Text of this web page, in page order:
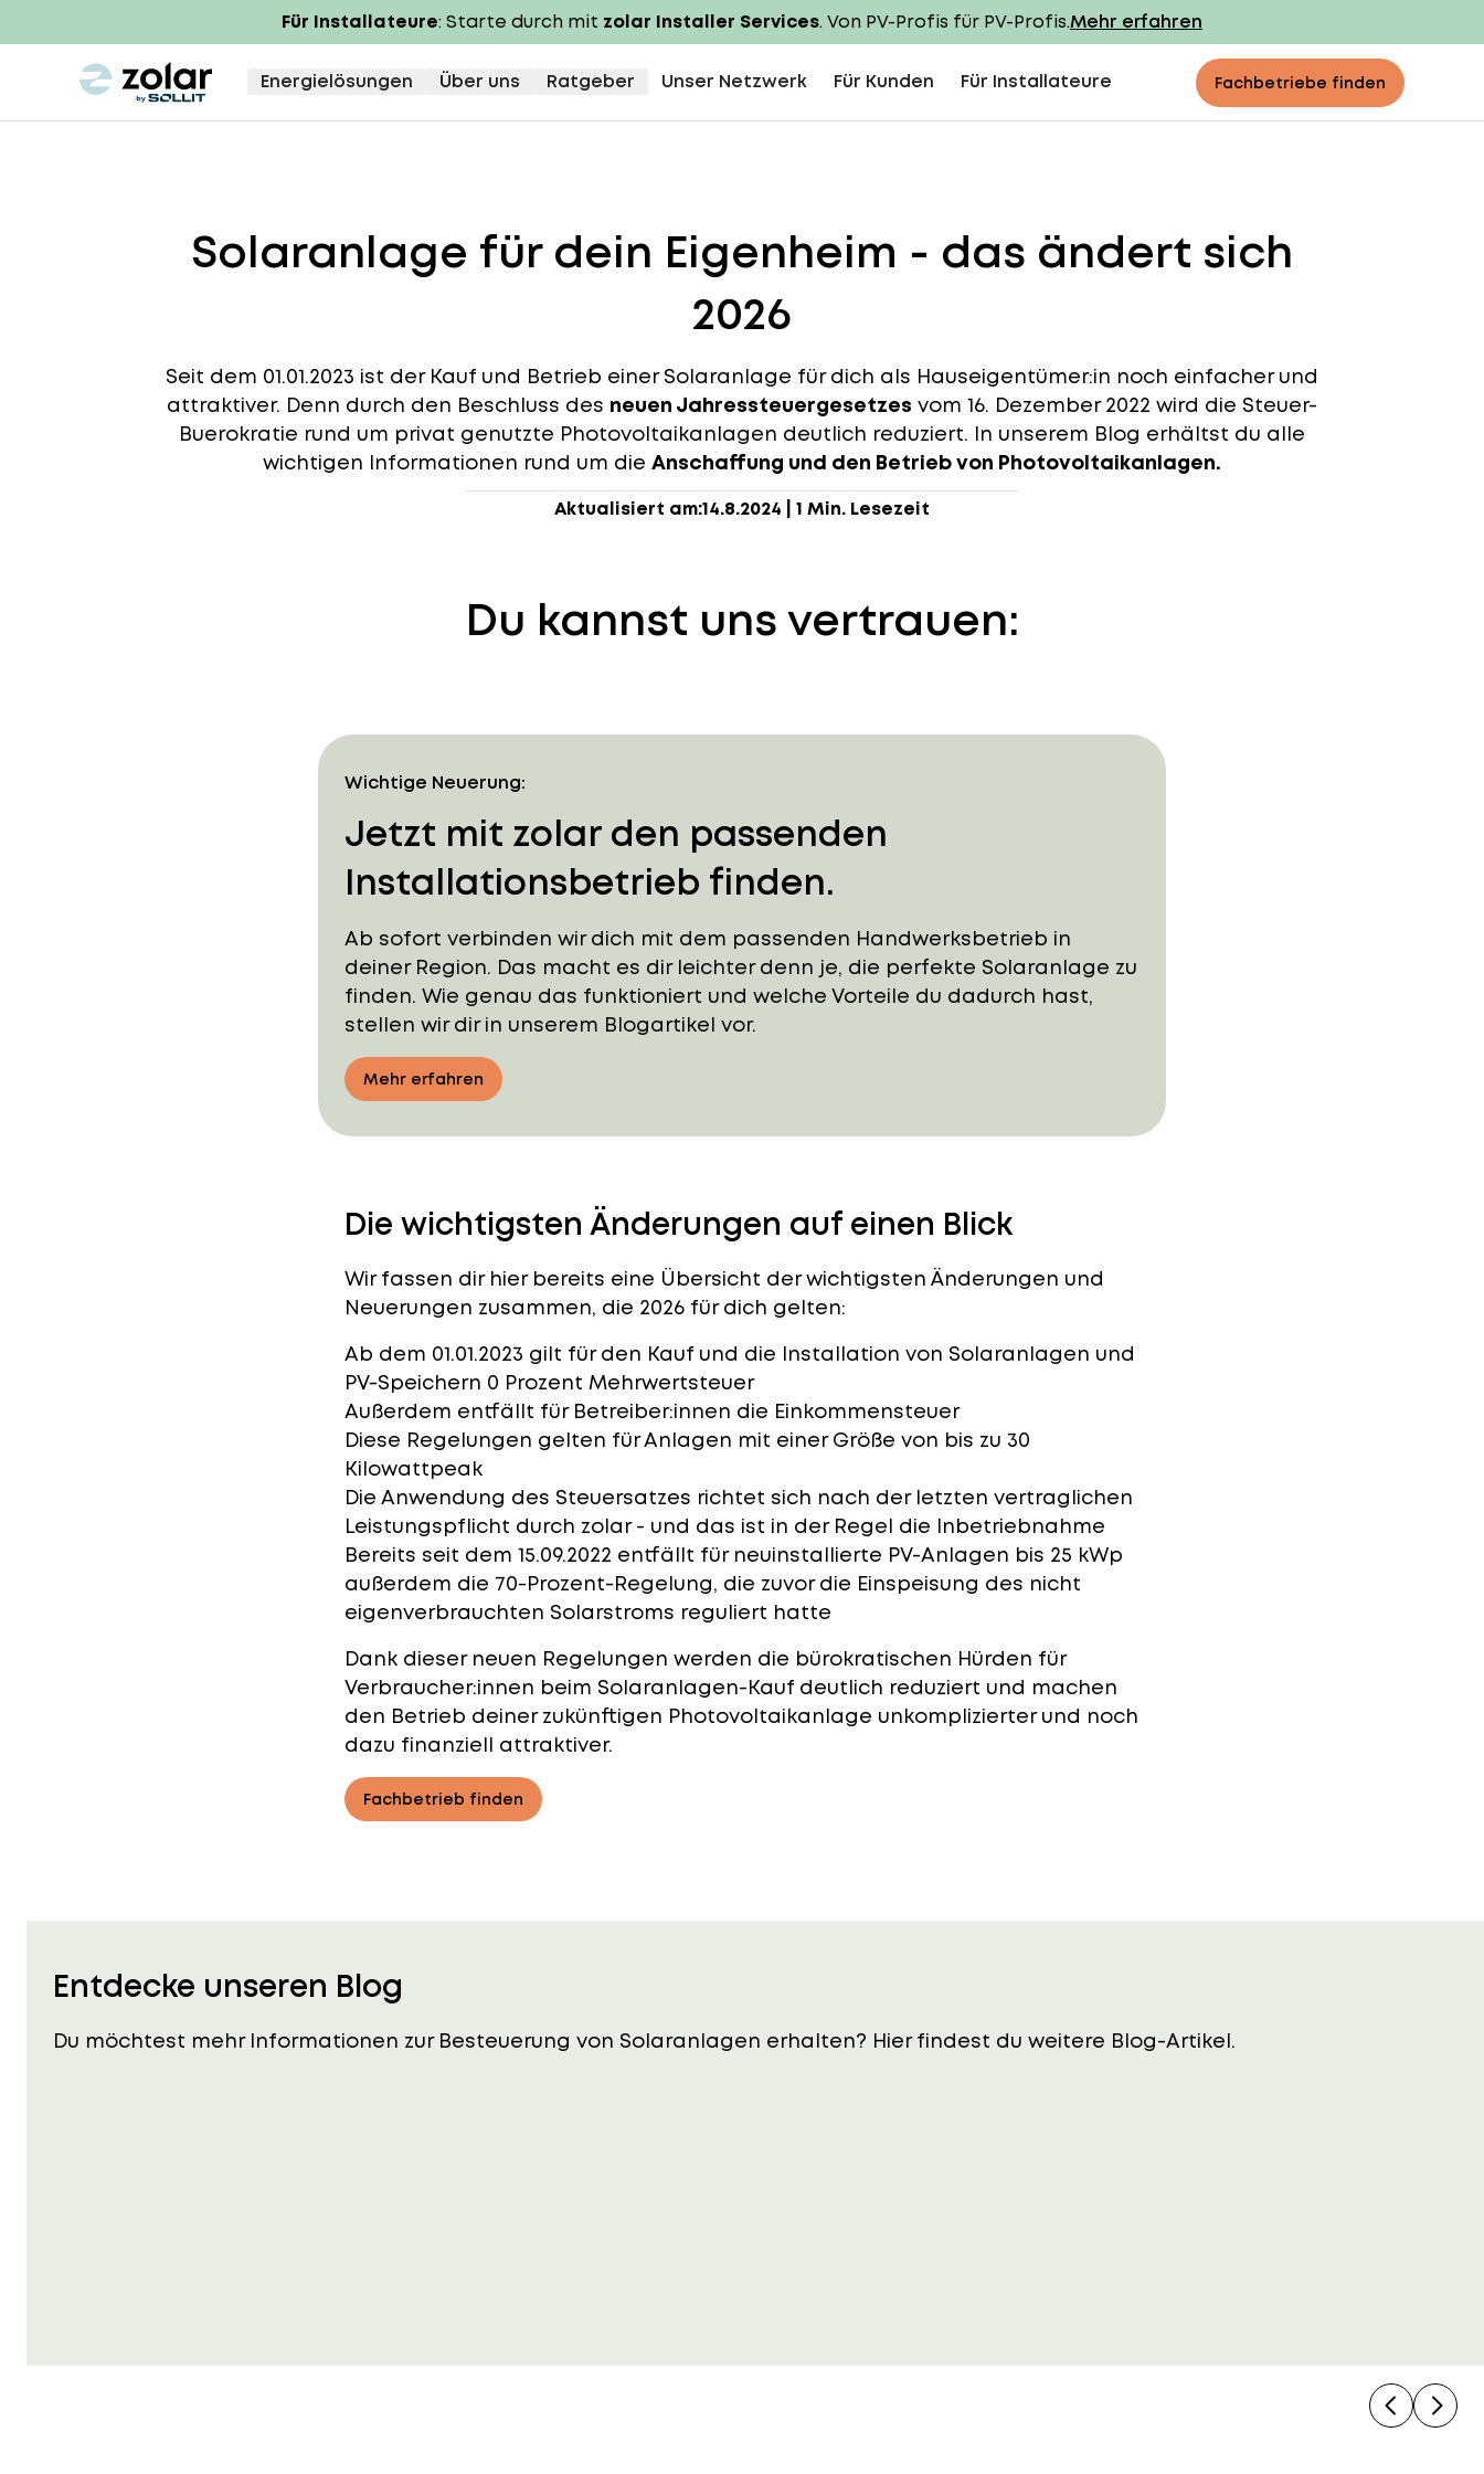
Für Installateure: Starte durch mit zolar Installer Services. Von PV-Profis für PV-Profis.Mehr erfahren
zolar logo Energielösungen Über uns Ratgeber Unser Netzwerk Für Kunden Für Installateure Fachbetriebe finden
Solaranlage für dein Eigenheim - das ändert sich
2026
Seit dem 01.01.2023 ist der Kauf und Betrieb einer Solaranlage für dich als Hauseigentümer:in noch einfacher und
attraktiver. Denn durch den Beschluss des neuen Jahressteuergesetzes vom 16. Dezember 2022 wird die Steuer-
Buerokratie rund um privat genutzte Photovoltaikanlagen deutlich reduziert. In unserem Blog erhältst du alle
wichtigen Informationen rund um die Anschaffung und den Betrieb von Photovoltaikanlagen.
Aktualisiert am:14.8.2024 1 Min. Lesezeit
Du kannst uns vertrauen:
Wichtige Neuerung:
Jetzt mit zolar den passenden
Installationsbetrieb finden.
Ab sofort verbinden wir dich mit dem passenden Handwerksbetrieb in
deiner Region. Das macht es dir leichter denn je, die perfekte Solaranlage zu
finden. Wie genau das funktioniert und welche Vorteile du dadurch hast,
stellen wir dir in unserem Blogartikel vor.
Mehr erfahren
Die wichtigsten Änderungen auf einen Blick
Wir fassen dir hier bereits eine Übersicht der wichtigsten Änderungen und
Neuerungen zusammen, die 2026 für dich gelten:
Ab dem 01.01.2023 gilt für den Kauf und die Installation von Solaranlagen und
PV-Speichern 0 Prozent Mehrwertsteuer
Außerdem entfällt für Betreiber:innen die Einkommensteuer
Diese Regelungen gelten für Anlagen mit einer Größe von bis zu 30
Kilowattpeak
Die Anwendung des Steuersatzes richtet sich nach der letzten vertraglichen
Leistungspflicht durch zolar - und das ist in der Regel die Inbetriebnahme
Bereits seit dem 15.09.2022 entfällt für neuinstallierte PV-Anlagen bis 25 kWp
außerdem die 70-Prozent-Regelung, die zuvor die Einspeisung des nicht
eigenverbrauchten Solarstroms reguliert hatte
Dank dieser neuen Regelungen werden die bürokratischen Hürden für
Verbraucher:innen beim Solaranlagen-Kauf deutlich reduziert und machen
den Betrieb deiner zukünftigen Photovoltaikanlage unkomplizierter und noch
dazu finanziell attraktiver.
Fachbetrieb finden
Entdecke unseren Blog
Du möchtest mehr Informationen zur Besteuerung von Solaranlagen erhalten? Hier findest du weitere Blog-Artikel.
Previous
Next